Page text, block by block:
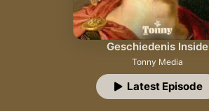
Geschiedenis Inside
Tonny Media
Latest Episode